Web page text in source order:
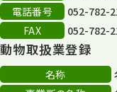
電話番号
052-782-
FAX
052-782-
動物取扱業登録
名称